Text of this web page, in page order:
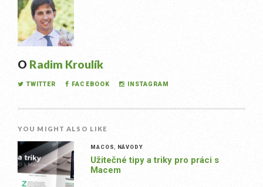
O Radim Kroulík
TWITTER FACEBOOK INSTAGRAM
YOU MIGHT ALSO LIKE
MACOS NÁVODY
Užitečné tipy a triky pro práci s
Macem